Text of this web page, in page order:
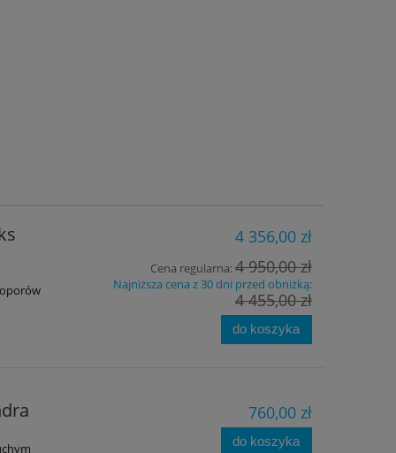
Scubapro Nova Scotia 7,5 mm
Automat
4 356,00 zł
Cena regularna:4 950,00 zł
Najniższa cena z 30 dni przed obniżką:
4 455,00 zł
do koszyka
760,00 zł
do koszyka